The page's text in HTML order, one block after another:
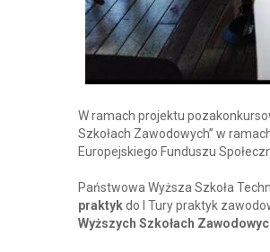
W ramach projektu
Szkołach Zawodowych” w
Europejskiego Funduszu
Państwowa Wyższa Szkoła
praktykdo I Tury praktyk
Wyższych Szkołach